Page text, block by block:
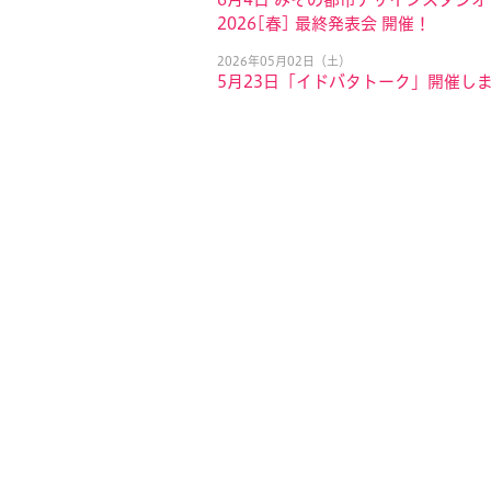
2026[春] 最終発表会 開催！
2026年05月02日（土）
5月23日「イドバタトーク」開催し